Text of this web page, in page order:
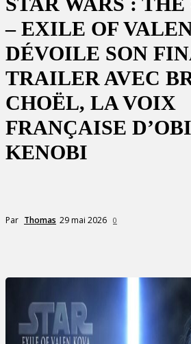
– EXILE OF
DÉVOILE SON
TRAILER AVEC
CHOËL, LA VOIX
FRANÇAISE
KENOBI
Par Thomas 29 mai 2026 0